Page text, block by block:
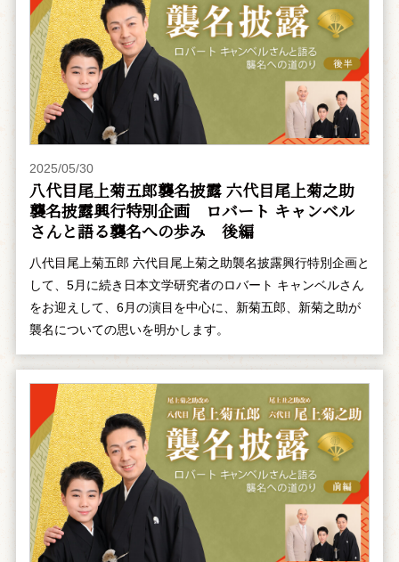
2025/05/30
八代目尾上菊五郎襲名披露 六代目尾上菊之助
襲名披露興行特別企画 ――ロバート キャンベル
さんと語る襲名への歩み 後編
八代目尾上菊五郎 六代目尾上菊之助襲名披露興行特別企画と
して、5月に続き日本文学研究者のロバート キャンベルさん
をお迎えして、6月の演目を中心に、新菊五郎、新菊之助が
襲名についての思いを明かします。